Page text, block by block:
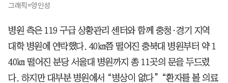
그래픽=양인성
병원 측은 119 구급 상황관리 센터와 함께 충청·경기 지역
대학 병원에 연락했다. 40㎞쯤 떨어진 충북대 병원부터 약 1
40㎞ 떨어진 분당 서울대 병원까지 총 11곳의 문을 두드렸
다. 하지만 대부분 병원에서 “병상이 없다” “환자를 볼 의료